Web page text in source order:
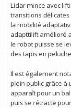
Lidar mince avec
transitions délicates
la mobilité
adapttilift amélioré
le robot puisse se
des tapis en
Il est également
plein public grâce à
apparaît pour un
puis se rétracte